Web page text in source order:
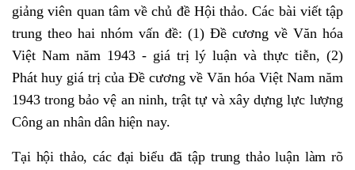
giảng viên quan tâm về chủ đề Hội thảo. Các bài viết tập
trung theo hai nhóm vấn đề: (1) Đề cương về Văn hóa
Việt Nam năm 1943 - giá trị lý luận và thực tiễn, (2)
Phát huy giá trị của Đề cương về Văn hóa Việt Nam năm
1943 trong bảo vệ an ninh, trật tự và xây dựng lực lượng
Công an nhân dân hiện nay.
Tại hội thảo, các đại biểu đã tập trung thảo luận làm rõ